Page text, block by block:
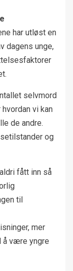
har utløst en
dagens unge,
selvmord
vi kan
de andre.
og
fått inn så
til
mer
å være yngre